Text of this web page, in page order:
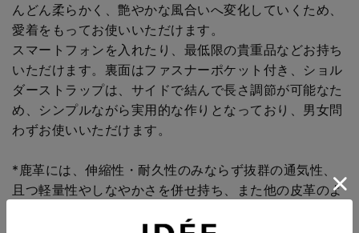
んどん柔らかく、艶やかな風合いへ変化していくため、
愛着をもってお使いいただけます。
スマートフォンを入れたり、最低限の貴重品などお持ち
いただけます。裏面はファスナーポケット付き、ショル
ダーストラップは、サイドで結んで長さ調節が可能なた
め、シンプルながら実用的な作りとなっており、男女問
わずお使いいただけます。
*鹿革には、伸縮性・耐久性のみならず抜群の通気性、
且つ軽量性やしなやかさを併せ持ち、また他の皮革のよ